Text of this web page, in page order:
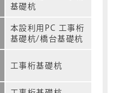
基礎杭
本設利用PC 工事桁
基礎杭/橋台基礎杭
工事桁基礎杭